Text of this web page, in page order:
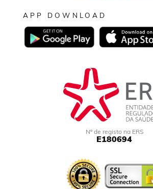
APP DOWNLOAD
Nº de registo na ERS
E180694